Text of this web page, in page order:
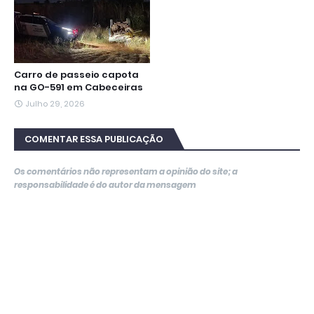
Carro de passeio capota
na GO-591 em Cabeceiras
Julho 29, 2026
COMENTAR ESSA PUBLICAÇÃO
Os comentários não representam a opinião do site; a
responsabilidade é do autor da mensagem